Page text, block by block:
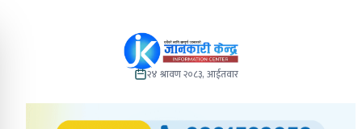
२४ श्रावण २०८३, आईतवार